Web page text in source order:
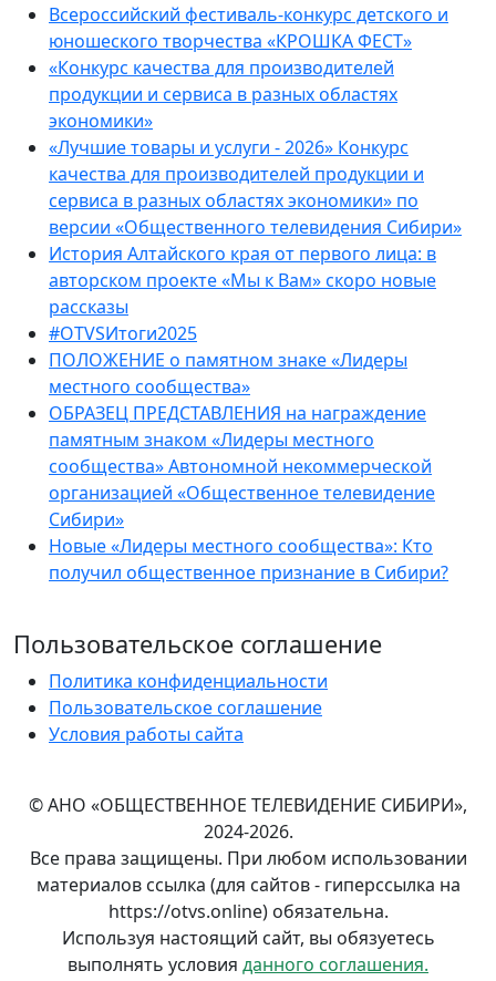
Всероссийский фестиваль-конкурс детского и
юношеского творчества «КРОШКА ФЕСТ»
«Конкурс качества для производителей
продукции и сервиса в разных областях
экономики»
«Лучшие товары и услуги - 2026» Конкурс
качества для производителей продукции и
сервиса в разных областях экономики» по
версии «Общественного телевидения Сибири»
История Алтайского края от первого лица: в
авторском проекте «Мы к Вам» скоро новые
рассказы
#OTVSИтоги2025
ПОЛОЖЕНИЕ о памятном знаке «Лидеры
местного сообщества»
ОБРАЗЕЦ ПРЕДСТАВЛЕНИЯ на награждение
памятным знаком «Лидеры местного
сообщества» Автономной некоммерческой
организацией «Общественное телевидение
Сибири»
Новые «Лидеры местного сообщества»: Кто
получил общественное признание в Сибири?
Пользовательское соглашение
Политика конфиденциальности
Пользовательское соглашение
Условия работы сайта
© АНО «ОБЩЕСТВЕННОЕ ТЕЛЕВИДЕНИЕ СИБИРИ»,
2024-2026.
Все права защищены. При любом использовании
материалов ссылка (для сайтов - гиперссылка на
https://otvs.online) обязательна.
Используя настоящий сайт, вы обязуетесь
выполнять условия данного соглашения.